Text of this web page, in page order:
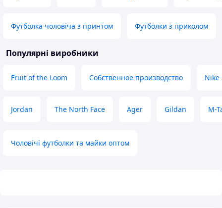
Футболка чоловіча з принтом Футболки з приколом
Популярні виробники
Fruit of the Loom Собственное производство Nike
Jordan The North Face Ager Gildan M-
Чоловічі футболки та майки оптом